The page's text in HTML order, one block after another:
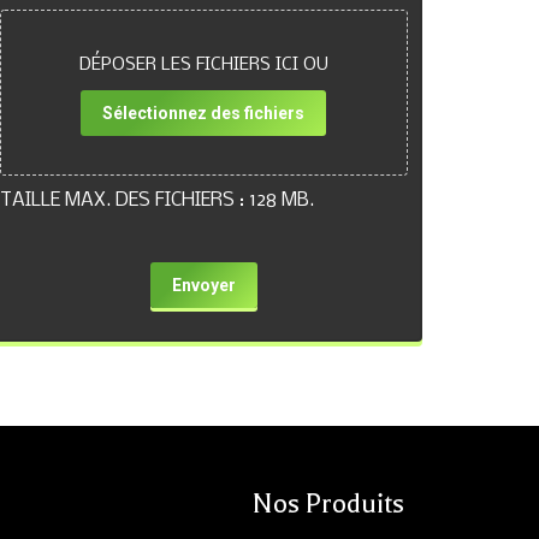
DÉPOSER LES FICHIERS ICI OU
Sélectionnez des fichiers
TAILLE MAX. DES FICHIERS : 128 MB.
Nos Produits